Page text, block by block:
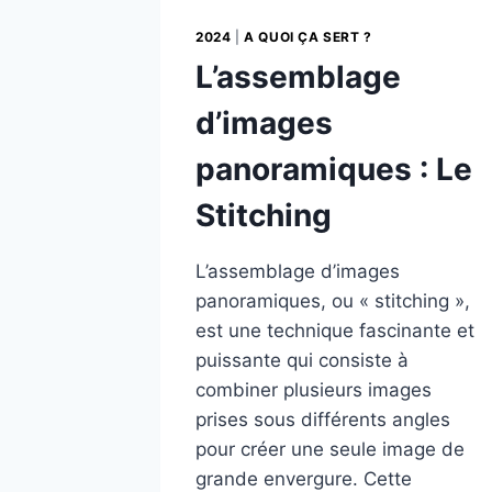
2024 |A QUOI ÇA SERT ?
L’assemblage
d’images
panoramiques : Le
Stitching
L’assemblage d’images
panoramiques, ou « stitching »,
est une technique fascinante et
puissante qui consiste à
combiner plusieurs images
prises sous différents angles
pour créer une seule image de
grande envergure. Cette